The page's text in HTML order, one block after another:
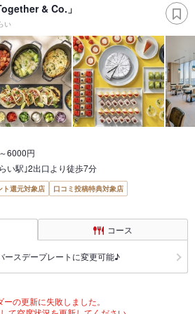
& Co.」
い
6000円
い駅｣2出口より徒歩7分
ト還元対象店
口コミ投稿特典対象店
コース
ースデープレートに変更可能♪
ーの更新に失敗しました。